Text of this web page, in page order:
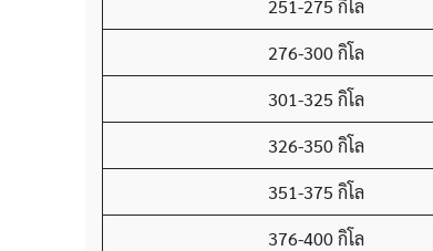
251-275 กิโล
276-300 กิโล
301-325 กิโล
326-350 กิโล
351-375 กิโล
376-400 กิโล